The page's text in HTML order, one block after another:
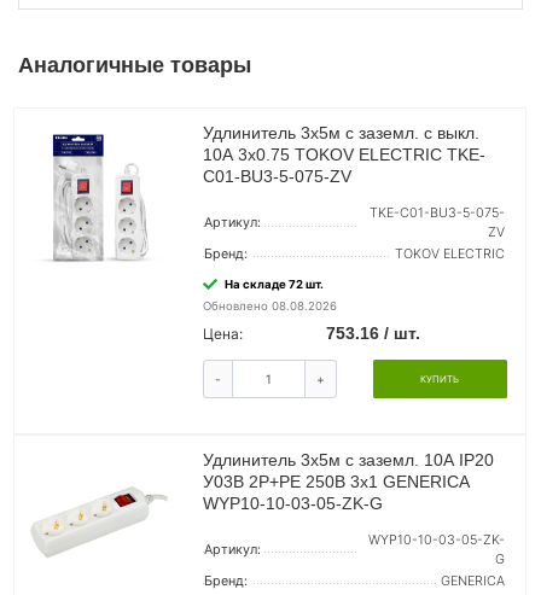
Аналогичные товары
Удлинитель 3х5м с заземл. с выкл.
10А 3х0.75 TOKOV ELECTRIC TKE-
C01-BU3-5-075-ZV
Артикул:
TKE-C01-BU3-5-075-
ZV
Бренд:
TOKOV ELECTRIC
На складе 72 шт.
Обновлено 08.08.2026
Цена: 753.16 / шт.
- + КУПИТЬ
Удлинитель 3х5м с заземл. 10А IP20
У03В 2P+PE 250В 3х1 GENERICA
WYP10-10-03-05-ZK-G
Артикул:
WYP10-10-03-05-ZK-
G
Бренд:
GENERICA